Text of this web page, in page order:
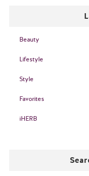
Beauty
Lifestyle
Style
Favorites
iHERB